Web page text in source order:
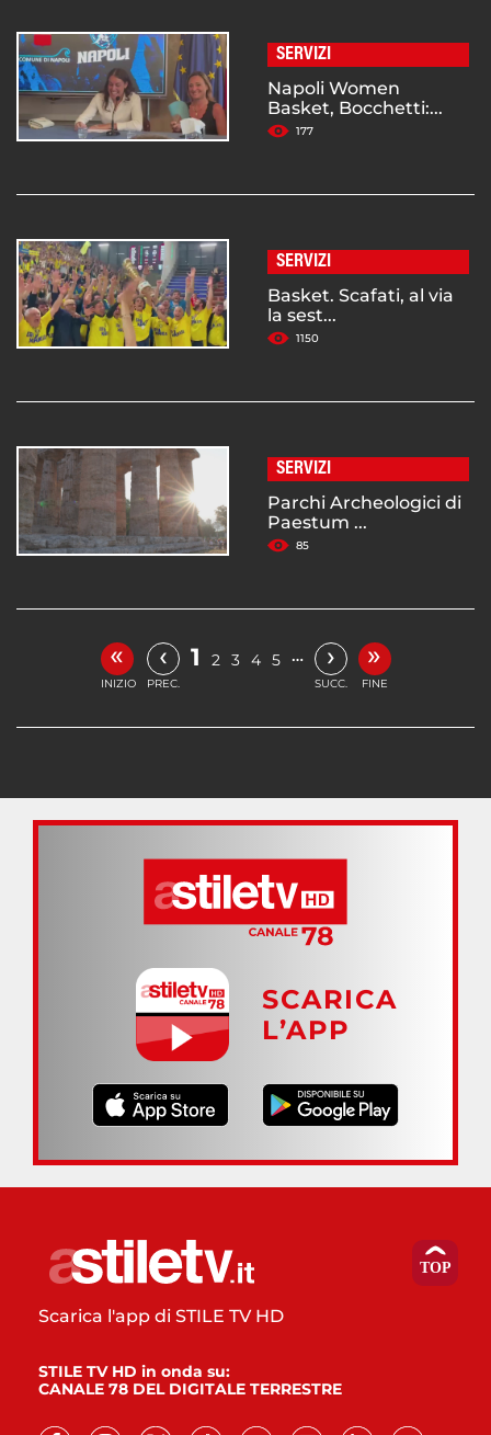
SERVIZI
Napoli Women
Basket, Bocchetti:...
177
SERVIZI
Basket. Scafati, al via
la sest...
1150
SERVIZI
Parchi Archeologici di
Paestum ...
85
«
INIZIO
‹
PREC.
1 2 3 4 5 … ›
SUCC.
»
FINE
SCARICA
L’APP
Scarica l'app di STILE TV HD
STILE TV HD in onda su:
CANALE 78 DEL DIGITALE TERRESTRE